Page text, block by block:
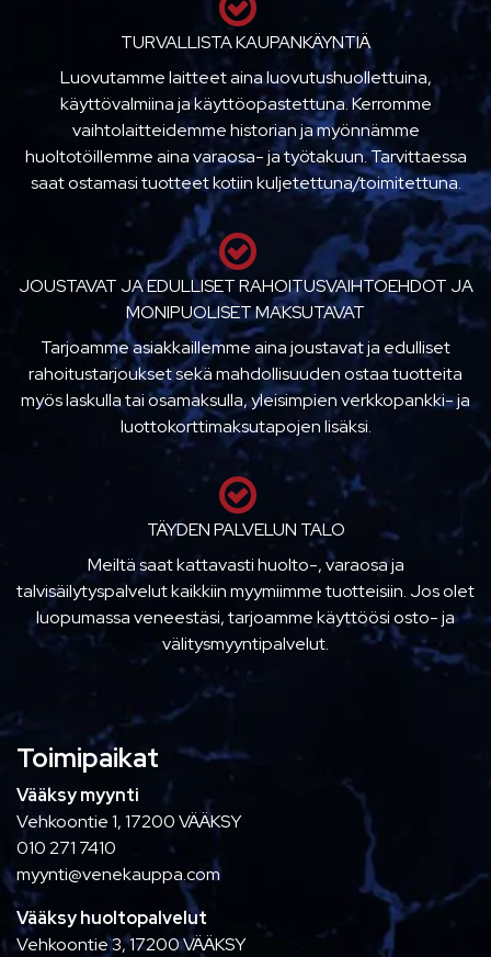
TURVALLISTA KAUPANKÄYNTIÄ
Luovutamme laitteet aina luovutushuollettuina,
käyttövalmiina ja käyttöopastettuna. Kerromme
vaihtolaitteidemme historian ja myönnämme
huoltotöillemme aina varaosa- ja työtakuun. Tarvittaessa
saat ostamasi tuotteet kotiin kuljetettuna/toimitettuna.
JOUSTAVAT JA EDULLISET RAHOITUSVAIHTOEHDOT JA
MONIPUOLISET MAKSUTAVAT
Tarjoamme asiakkaillemme aina joustavat ja edulliset
rahoitustarjoukset sekä mahdollisuuden ostaa tuotteita
myös laskulla tai osamaksulla, yleisimpien verkkopankki- ja
luottokorttimaksutapojen lisäksi.
TÄYDEN PALVELUN TALO
Meiltä saat kattavasti huolto-, varaosa ja
talvisäilytyspalvelut kaikkiin myymiimme tuotteisiin. Jos olet
luopumassa veneestäsi, tarjoamme käyttöösi osto- ja
välitysmyyntipalvelut.
Toimipaikat
Vääksy myynti
Vehkoontie 1, 17200 VÄÄKSY
010 271 7410
myynti@venekauppa.com
Vääksy huoltopalvelut
Vehkoontie 3, 17200 VÄÄKSY